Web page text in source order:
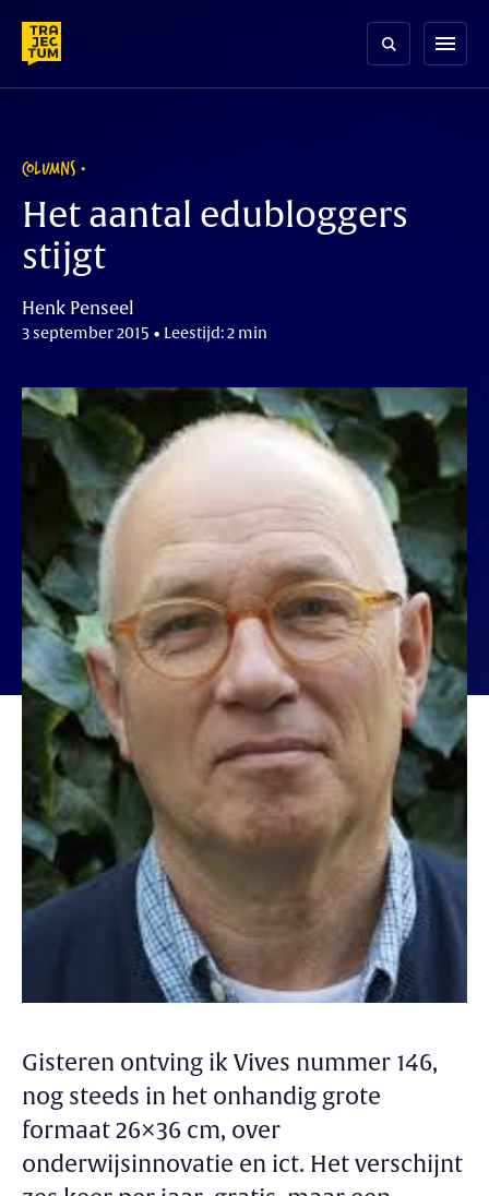
content
menu
COLUMNS
Het aantal edubloggers
stijgt
Henk Penseel
3 september 2015 • Leestijd: 2 min
Gisteren ontving ik Vives nummer 146,
nog steeds in het onhandig grote
formaat 26×36 cm, over
onderwijsinnovatie en ict. Het verschijnt